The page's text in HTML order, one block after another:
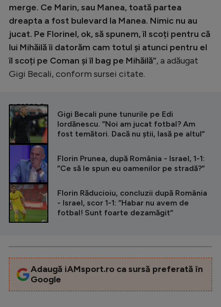
merge. Ce Marin, sau Manea, toată partea
dreapta a fost bulevard la Manea. Nimic nu au
jucat. Pe Florinel, ok, să spunem, îl scoți pentru că
lui Mihăilă îi datorăm cam totul și atunci pentru el
îl scoți pe Coman și îl bag pe Mihăilă”, a adăugat
Gigi Becali, conform sursei citate.
CITEȘTE ȘI
Gigi Becali pune tunurile pe Edi
Iordănescu. ”Noi am jucat fotbal? Am
fost temători. Dacă nu știi, lasă pe altul”
Florin Prunea, după România - Israel, 1-1:
”Ce să le spun eu oamenilor pe stradă?”
Florin Răducioiu, concluzii după România
- Israel, scor 1-1: ”Habar nu avem de
fotbal! Sunt foarte dezamăgit”
Adaugă iAMsport.ro ca sursă preferată în
Google